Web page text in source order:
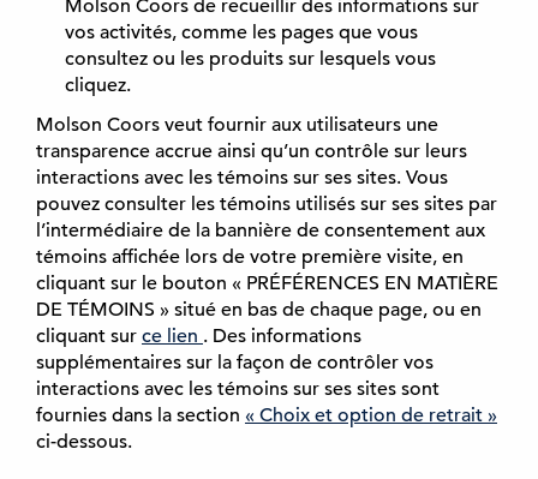
Molson Coors de recueillir des informations sur
vos activités, comme les pages que vous
consultez ou les produits sur lesquels vous
cliquez.
Molson Coors veut fournir aux utilisateurs une
transparence accrue ainsi qu’un contrôle sur leurs
interactions avec les témoins sur ses sites. Vous
pouvez consulter les témoins utilisés sur ses sites par
l’intermédiaire de la bannière de consentement aux
témoins affichée lors de votre première visite, en
cliquant sur le bouton « PRÉFÉRENCES EN MATIÈRE
DE TÉMOINS » situé en bas de chaque page, ou en
cliquant sur ce lien (
e
x
t
. Des informations
supplémentaires sur la façon de contrôler vos
interactions avec les témoins sur ses sites sont
fournies dans la section « Choix et option de retrait »
ci-dessous.